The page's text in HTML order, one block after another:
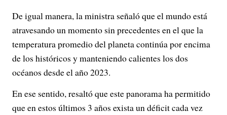
De igual manera, la ministra señaló que el mundo está
atravesando un momento sin precedentes en el que la
temperatura promedio del planeta continúa por encima
de los históricos y manteniendo calientes los dos
océanos desde el año 2023.
En ese sentido, resaltó que este panorama ha permitido
que en estos últimos 3 años exista un déficit cada vez